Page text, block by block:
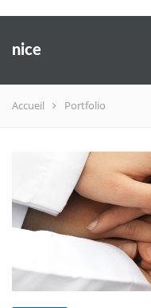
nice
Accueil Portfolio